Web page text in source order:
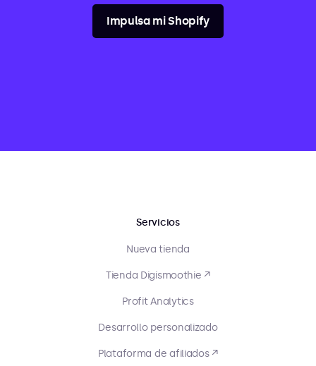
Impulsa mi Shopify
Servicios
Nueva tienda
Tienda Digismoothie ↗
Profit Analytics
Desarrollo personalizado
Plataforma de afiliados ↗